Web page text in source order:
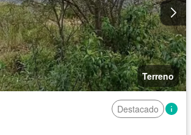
Terreno
Destacado